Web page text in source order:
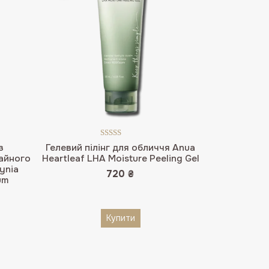
Гелевий пілінг для обличчя Anua
Heartleaf LHA Moisture Peeling Gel
Оцінено в
5.00з 5
720 ₴
Купити